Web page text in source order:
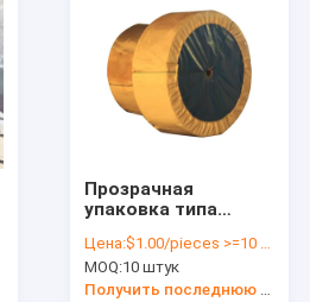
Прозрачная
упаковка типа
конвейера боковой
стенки ремня для
тяжелых
Цена:$1.00/pieces >=10 pieces
MOQ:10 штук